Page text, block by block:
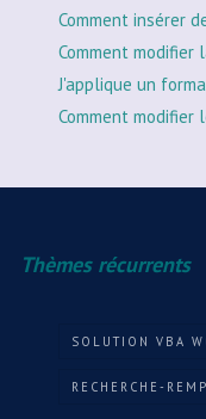
Comment insérer
Comment modifier
J'applique un
Comment
Thèmes récurrents
SOLUTION VBA
RECHERCHE-